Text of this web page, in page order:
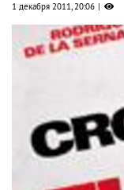
1 декабря 2011, 20:06